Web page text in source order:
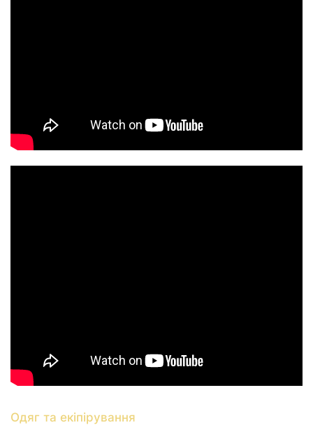
Одяг та екіпірування